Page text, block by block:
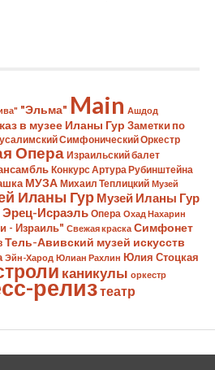
"Эльма" Main Ашдод
в музее Иланы Гур Заметки по
Симфонический Оркестр
Опера Израильский балет
Конкурс Артура Рубинштейна
МУЗА Михаил Теплицкий Музей
Иланы Гур Музей Иланы Гур
Эрец-Исраэль Опера Охад Нахарин
- Израиль" Свежая краска Симфонет
Тель-Авивский музей искусств
Эйн-Харод Юлиан Рахлин Юлия Стоцкая
каникулы оркестр
релизтеатр